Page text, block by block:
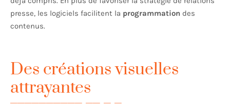
presse, les logiciels facilitent la programmation des
contenus.
Des créations visuelles
attrayantes